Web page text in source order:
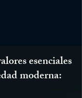
esenciales
moderna: